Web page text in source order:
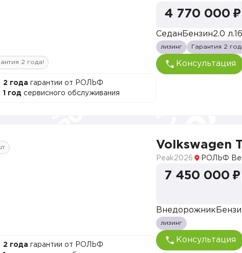
2 года!
2 года гарантии от РОЛЬФ
1 год сервисного обслуживания
4 770 000 ₽
Седан Бензин2.0 л.
лизинг Гарантия 2
Консультация
2 года гарантии от РОЛЬФ
Volkswagen
Peak2026 РОЛЬФ
7 450 000 ₽
Внедорожник
лизинг
Консультация